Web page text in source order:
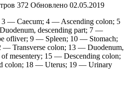
372 Обновлено 02.05.2019
— Caecum; 4 — Ascending colon; 5
descending part; 7 —
ofliver; 9 — Spleen; 10 — Stomach;
— Transverse colon; 13 — Duodenum,
mesentery; 15 — Descending colon;
colon; 18 — Uterus; 19 — Urinary